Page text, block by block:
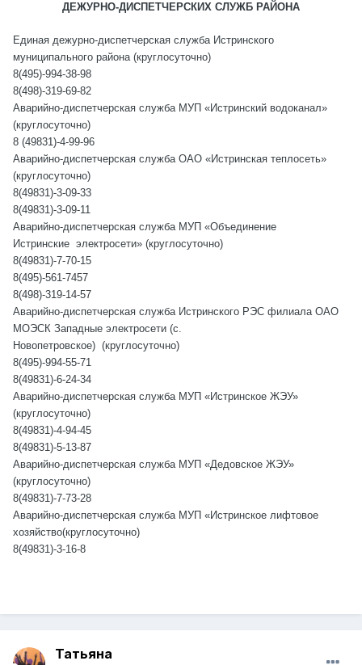
ДЕЖУРНО-ДИСПЕТЧЕРСКИХ СЛУЖБ РАЙОНА
Единая дежурно-диспетчерская служба Истринского
муниципального района (круглосуточно)
8(495)-994-38-98
8(498)-319-69-82
Аварийно-диспетчерская служба МУП «Истринский водоканал»
(круглосуточно)
8 (49831)-4-99-96
Аварийно-диспетчерская служба ОАО «Истринская теплосеть»
(круглосуточно)
8(49831)-3-09-33
8(49831)-3-09-11
Аварийно-диспетчерская служба МУП «Объединение
Истринские электросети» (круглосуточно)
8(49831)-7-70-15
8(495)-561-7457
8(498)-319-14-57
Аварийно-диспетчерская служба Истринского РЭС филиала ОАО
МОЭСК Западные электросети (с.
Новопетровское) (круглосуточно)
8(495)-994-55-71
8(49831)-6-24-34
Аварийно-диспетчерская служба МУП «Истринское ЖЭУ»
(круглосуточно)
8(49831)-4-94-45
8(49831)-5-13-87
Аварийно-диспетчерская служба МУП «Дедовское ЖЭУ»
(круглосуточно)
8(49831)-7-73-28
Аварийно-диспетчерская служба МУП «Истринское лифтовое
хозяйство(круглосуточно)
8(49831)-3-16-8
Татьяна